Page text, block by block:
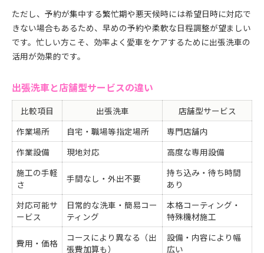
ただし、予約が集中する繁忙期や悪天候時には希望日時に対応で
きない場合もあるため、早めの予約や柔軟な日程調整が望ましい
です。忙しい方こそ、効率よく愛車をケアするために出張洗車の
活用が効果的です。
出張洗車と店舗型サービスの違い
比較項目 出張洗車
店舗型サービス
作業場所
自宅・職場等指定場所
専門店舗内
作業設備
現地対応
高度な専用設備
施工の手軽
さ
手間なし・外出不要
持ち込み・待ち時間
あり
対応可能サ
ービス
日常的な洗車・簡易コー
ティング
本格コーティング・
特殊機材施工
費用・価格
コースにより異なる（出
張費加算も）
設備・内容により幅
広い